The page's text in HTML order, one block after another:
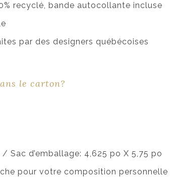
recyclé, bande autocollante incluse
par des designers québécoises
le carton?
Sac d’emballage: 4,625 po X 5,75 po
pour votre composition personnelle